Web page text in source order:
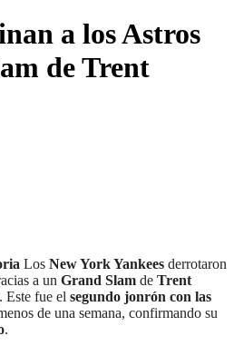
a los Astros
de Trent
Los New York Yankees derrotaron
a un Grand Slam de Trent
Este fue el segundo jonrón con las
de una semana, confirmando su
.